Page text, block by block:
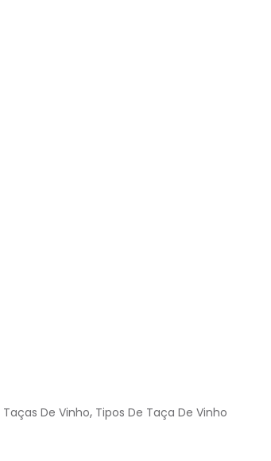
Taças De Vinho, Tipos De Taça De Vinho